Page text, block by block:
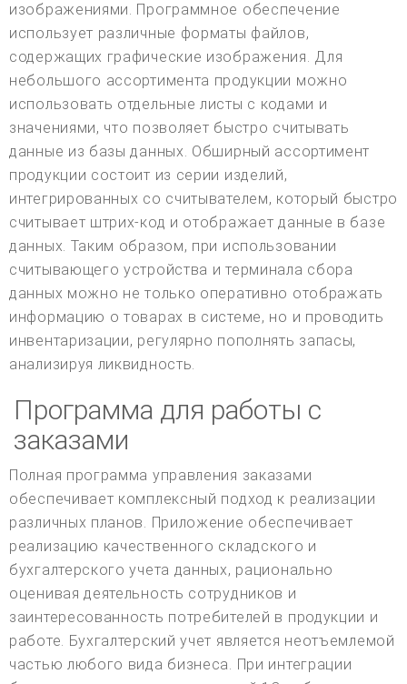
изображениями. Программное обеспечение
использует различные форматы файлов,
содержащих графические изображения. Для
небольшого ассортимента продукции можно
использовать отдельные листы с кодами и
значениями, что позволяет быстро считывать
данные из базы данных. Обширный ассортимент
продукции состоит из серии изделий,
интегрированных со считывателем, который быстро
считывает штрих-код и отображает данные в базе
данных. Таким образом, при использовании
считывающего устройства и терминала сбора
данных можно не только оперативно отображать
информацию о товарах в системе, но и проводить
инвентаризации, регулярно пополнять запасы,
анализируя ликвидность.
Программа для работы с
заказами
Полная программа управления заказами
обеспечивает комплексный подход к реализации
различных планов. Приложение обеспечивает
реализацию качественного складского и
бухгалтерского учета данных, рационально
оценивая деятельность сотрудников и
заинтересованность потребителей в продукции и
работе. Бухгалтерский учет является неотъемлемой
частью любого вида бизнеса. При интеграции